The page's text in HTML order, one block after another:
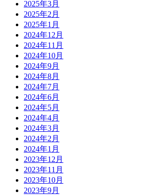
2025年3月
2025年2月
2025年1月
2024年12月
2024年11月
2024年10月
2024年9月
2024年8月
2024年7月
2024年6月
2024年5月
2024年4月
2024年3月
2024年2月
2024年1月
2023年12月
2023年11月
2023年10月
2023年9月